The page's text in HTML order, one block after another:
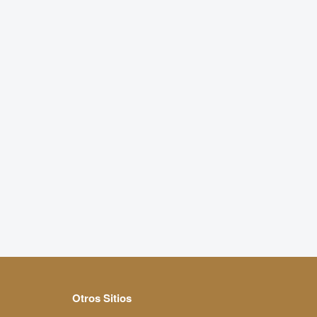
Otros Sitios